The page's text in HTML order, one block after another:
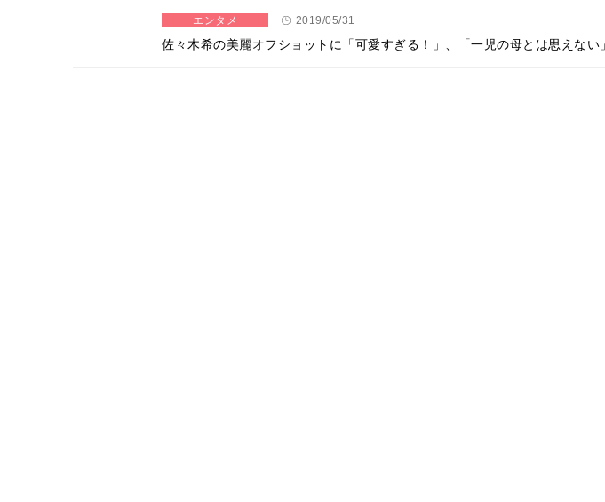
エンタメ 2019/05/31
佐々木希の美麗オフショットに「可愛すぎる！」、「一児の母とは思えない